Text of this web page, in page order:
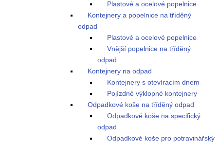
Plastové a ocelové popelnice
Kontejnery a popelnice na tříděný
odpad
Plastové a ocelové popelnice
Vnější popelnice na tříděný
odpad
Kontejnery na odpad
Kontejnery s otevíracím dnem
Pojízdné výklopné kontejnery
Odpadkové koše na tříděný odpad
Odpadkové koše na specifický
odpad
Odpadkové koše pro potravinářský